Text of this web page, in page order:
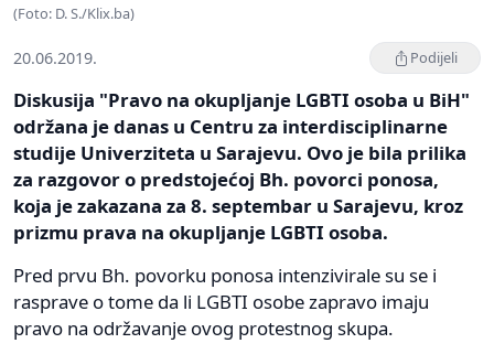
(Foto: D. S./Klix.ba)
20.06.2019. Podijeli
Diskusija "Pravo na okupljanje LGBTI osoba u BiH"
održana je danas u Centru za interdisciplinarne
studije Univerziteta u Sarajevu. Ovo je bila prilika
za razgovor o predstojećoj Bh. povorci ponosa,
koja je zakazana za 8. septembar u Sarajevu, kroz
prizmu prava na okupljanje LGBTI osoba.
Pred prvu Bh. povorku ponosa intenzivirale su se i
rasprave o tome da li LGBTI osobe zapravo imaju
pravo na održavanje ovog protestnog skupa.